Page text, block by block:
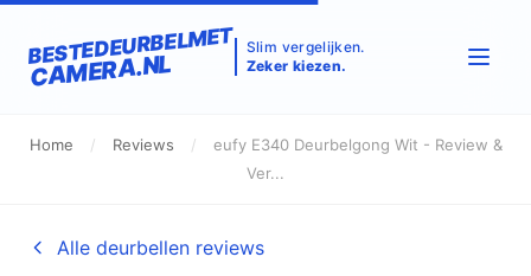
BESTEDEURBELMET
CAMERA.NL
Slim vergelijken.
Zeker kiezen.
Home / Reviews /
eufy E340 Deurbelgong Wit - Review &
Ver...
Alle deurbellen reviews